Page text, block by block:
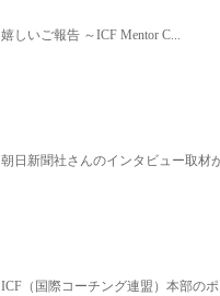
嬉しいご報告 ～ICF Mentor C...
朝日新聞社さんのインタビュー取材
ICF（国際コーチング連盟）本部の